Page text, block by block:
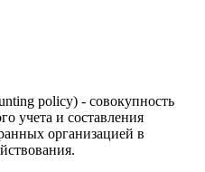
policy) - совокупность
учета и составления
организацией в